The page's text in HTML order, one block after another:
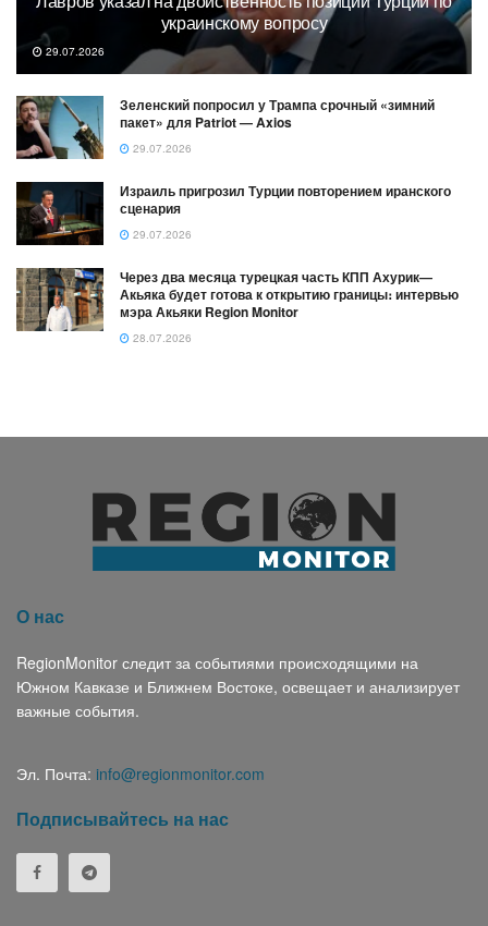
украинскому вопросу
29.07.2026
Зеленский попросил у Трампа срочный «зимний
пакет» для Patriot — Axios
29.07.2026
Израиль пригрозил Турции повторением иранского
сценария
29.07.2026
Через два месяца турецкая часть КПП Ахурик—
Акьяка будет готова к открытию границы։ интервью
мэра Акьяки Region Monitor
28.07.2026
О нас
RegionMonitor следит за событиями происходящими на
Южном Кавказе и Ближнем Востоке, освещает и анализирует
важные события.
Эл. Почта: info@regionmonitor.com
Подписывайтесь на нас